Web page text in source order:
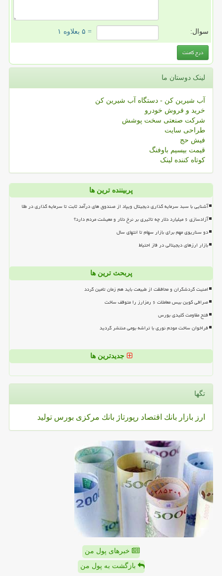
سوال: = ۵ بعلاوه ۱
لینک دوستان ما
آب شیرین کن - دستگاه آب شیرین کن
خرید و فروش خودرو
شرکت صنعتی سخت پوشش
طراحی سایت
فیش حج
قیمت بیسیم باوفنگ
کوتاه کننده لینک
پربیننده ترین ها
آشنایی با سبد سرمایه گذاری دیجیتال ویپاد از صندوق های درآمد ثابت تا سرمایه گذاری در طلا
آزادسازی ۶ میلیارد دلار چه تاثیری بر نرخ دلار و معیشت مردم دارد؟
دو سناریوی مهم برای بازار سهام تا انتهای سال
بازار ارزهای دیجیتالی در فاز احتیاط
پربحث ترین ها
امنیت گردشگران و محافظت از طبیعت باید هم زمان تامین گردد
صرافی کوین بیس معاملات ۶ رمزارز را متوقف ساخت
فتح مقاومت کلیدی بورس
فراخوان ساخت مودم نوری با تراشه بومی منتشر گردید
جدیدترین ها
تگها
ارز بازار بانك اقتصاد رپورتاژ بانك مركزی بورس تولید
خبرهای پول من
بازگشت به پول من